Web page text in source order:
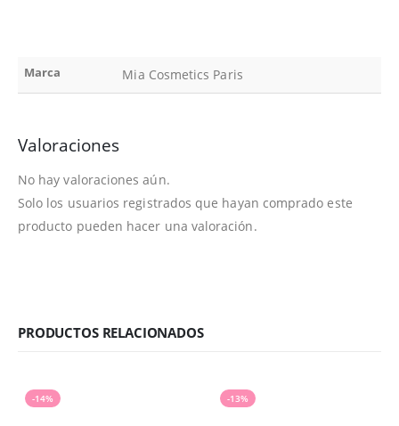
Marca Mia Cosmetics Paris
Valoraciones
No hay valoraciones aún.
Solo los usuarios registrados que hayan comprado este
producto pueden hacer una valoración.
PRODUCTOS RELACIONADOS
-14% -13%